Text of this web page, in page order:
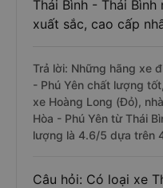
Thái Bình - Thái
xuất sắc, cao cấp
Trả lời: Những hãng xe
- Phú Yên chất lượng
xe Hoàng Long (Đỏ),
Hòa - Phú Yên từ Thái
lượng là 4.6/5 dựa trên
Câu hỏi: Có loại xe